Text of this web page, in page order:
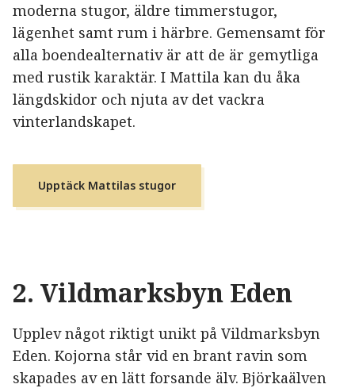
moderna stugor, äldre timmerstugor,
lägenhet samt rum i härbre. Gemensamt för
alla boendealternativ är att de är gemytliga
med rustik karaktär. I Mattila kan du åka
längdskidor och njuta av det vackra
vinterlandskapet.
Upptäck Mattilas stugor
2. Vildmarksbyn Eden
Upplev något riktigt unikt på Vildmarksbyn
Eden. Kojorna står vid en brant ravin som
skapades av en lätt forsande älv. Björkaälven